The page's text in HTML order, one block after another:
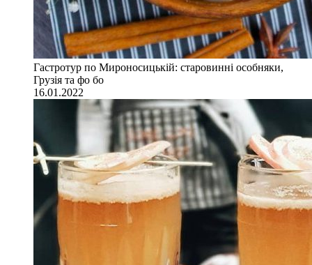
Гастротур по Мироносицькій: старовинні особняки,
Грузія та фо бо
16.01.2022